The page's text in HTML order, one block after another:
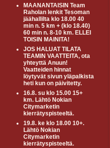
MAANANTAISIN Team
Raholan lenkit Tesoman
jäähallilta klo 18.00 40
min n. 5 km + (klo 18.40)
60 min n. 8-10 km. ELLEI
TOISIN MAINITA!
JOS HALUAT TILATA
TEAMIN VAATTEITA, ota
yhteyttä Anuun!
Vaatteiden hinnat
löytyvät sivun yläpalkista
heti kun on päivitetty.
16.8. su klo 15.00 15+
km. Lähtö Nokian
Citymarketin
kierrätyspisteeltä.
19.8. ke klo 18.00 10+.
Lähtö Nokian
Citymarketin
kierrätyspisteeltä.